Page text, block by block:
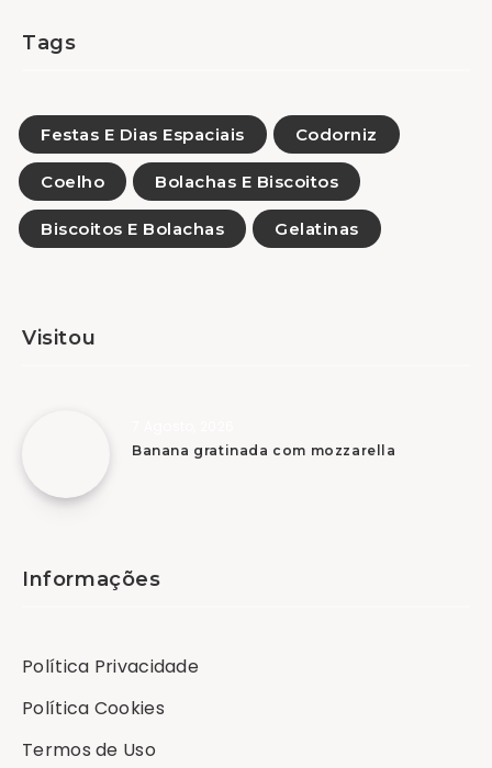
Tags
Festas E Dias Espaciais Codorniz
Coelho Bolachas E Biscoitos
Biscoitos E Bolachas Gelatinas
Visitou
Banana gratinada com mozzarella
Informações
Política Privacidade
Política Cookies
Termos de Uso